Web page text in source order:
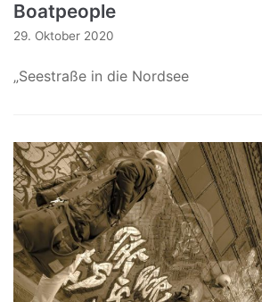
Boatpeople
29. Oktober 2020
„Seestraße in die Nordsee